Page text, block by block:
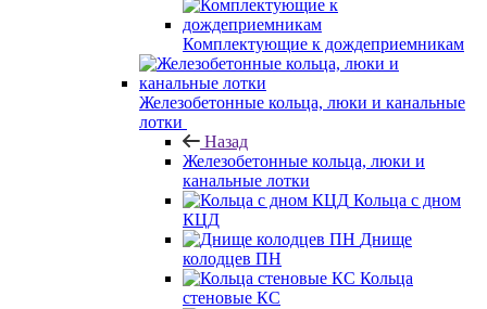
Комплектующие к дождеприемникам
Железобетонные кольца, люки и канальные
лотки
Назад
Железобетонные кольца, люки и
канальные лотки
Кольца с дном
КЦД
Днище
колодцев ПН
Кольца
стеновые КС